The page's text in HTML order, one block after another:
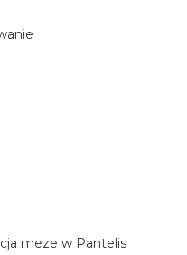
meze w Pantelis